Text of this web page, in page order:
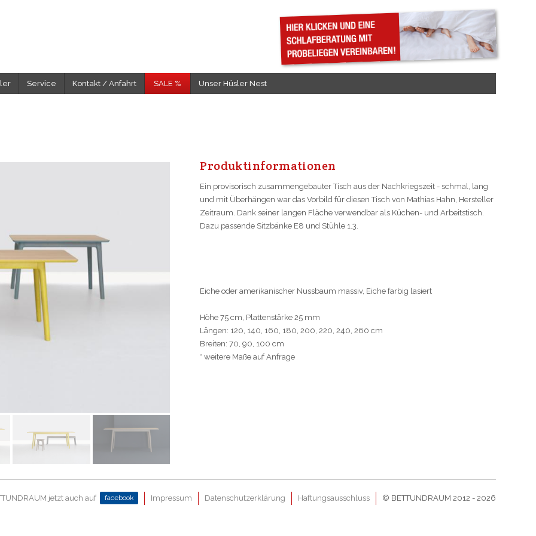
Service Kontakt / Anfahrt SALE % Unser Hüsler Nest
Pro­dukt­in­for­ma­ti­on­en
Ein provisorisch zusammengebauter Tisch aus der Nachkriegszeit - schmal, lang
und mit Überhängen war das Vorbild für diesen Tisch von Mathias Hahn, Hersteller
Zeitraum. Dank seiner langen Fläche verwendbar als Küchen- und Arbeitstisch.
Dazu passende Sitzbänke E8 und Stühle 1.3.
Eiche oder amerikanischer Nussbaum massiv, Eiche farbig lasiert
Höhe 75 cm, Plattenstärke 25 mm
Längen: 120, 140, 160, 180, 200, 220, 240, 260 cm
Breiten: 70, 90, 100 cm
* weitere Maße auf Anfrage
jetzt auch auf facebook Impressum Datenschutzerklärung Haftungsausschluss © BETTUNDRAUM 2012 - 2026